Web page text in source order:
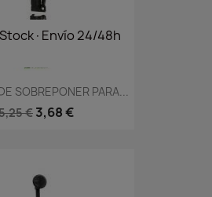
24/48h
SOBREPONER PARA...
€ 3,68 €